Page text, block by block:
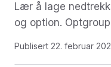
Lær å lage
og option.
Publisert 22. februar